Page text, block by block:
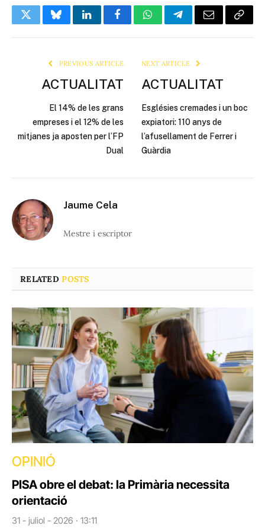
TwitterBlueskyLinkedInFacebookWhatsAppTelegramEmail Copy
PREVIOUS ARTICLE
ACTUALITAT
El 14% de les grans
empreses i el 12% de les
mitjanes ja aposten per l’FP
Dual
NEXT ARTICLE
ACTUALITAT
Esglésies cremades i un boc
expiatori: 110 anys de
l’afusellament de Ferrer i
Guàrdia
Jaume Cela
Mestre i escriptor
RELATEDPOSTS
OPINIÓ
PISA obre el debat: la Primària necessita
orientació
31 - juliol - 2026 · 13:11